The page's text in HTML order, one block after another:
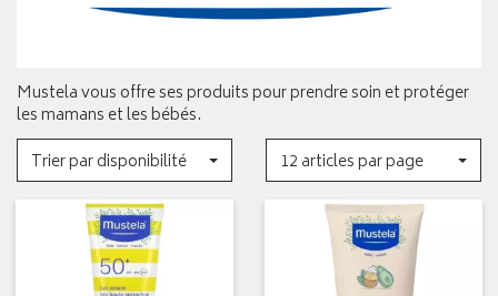
Mustela vous offre ses produits pour prendre soin et protéger
les mamans et les bébés.
Trier par disponibilité
12 articles par page